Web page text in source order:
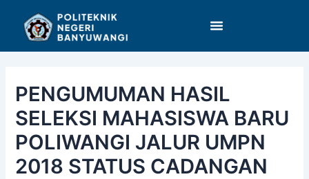
content
PENGUMUMAN HASIL
SELEKSI MAHASISWA BARU
POLIWANGI JALUR UMPN
2018 STATUS CADANGAN
navigation